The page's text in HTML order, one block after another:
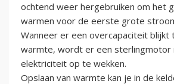
ochtend weer hergebruiken om het
warmen voor de eerste grote
Wanneer er een overcapaciteit blijkt
warmte, wordt er een sterlingmotor
elektriciteit op te wekken.
Opslaan van warmte kan je in de